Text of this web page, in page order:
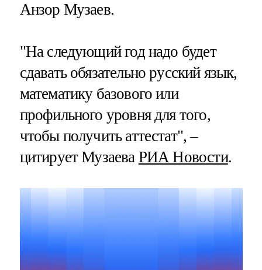
Анзор Музаев.
"На следующий год надо будет
сдавать обязательно русский язык,
математику базового или
профильного уровня для того,
чтобы получить аттестат", –
цитирует Музаева РИА Новости.